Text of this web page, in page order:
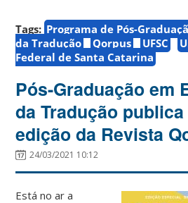
Tags: Programa de Pós-
da Tradução
Qorpus UFSC
Federal de Santa Catarina
Pós-Graduação em
da Tradução
edição da Revista
24/03/2021 10:12
Está no ar a